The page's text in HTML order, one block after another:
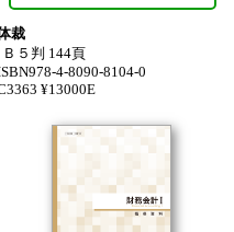
裁
Ｂ５判 144頁
4-8090-8104-0
¥13000E